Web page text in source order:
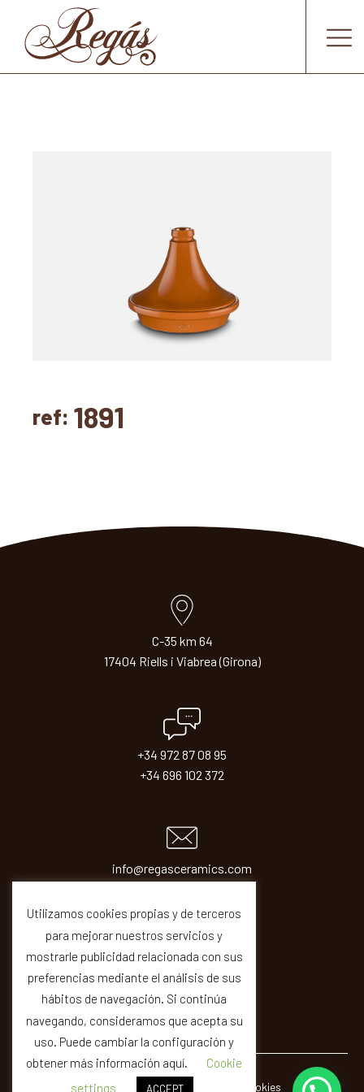
ref: 1891
C-35 km 64
17404 Riells i Viabrea (Girona)
+34 972 87 08 95
+34 696 102 372
info@regasceramics.com
© REGAS · Legal Privacity Cookies Quality
Utilizamos cookies propias y de terceros
para mejorar nuestros servicios y
mostrarle publicidad relacionada con sus
preferencias mediante el análisis de sus
hábitos de navegación. Si continúa
navegando, consideramos que acepta su
uso. Puede cambiar la configuración y
obtener más información aquí.
Cookie
settings
ACCEPT